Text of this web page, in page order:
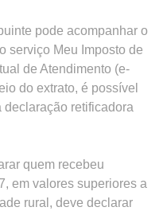
pode acompanhar o
serviço Meu Imposto de
de Atendimento (e-
do extrato, é possível
retificadora
quem recebeu
em valores superiores a
rural, deve declarar